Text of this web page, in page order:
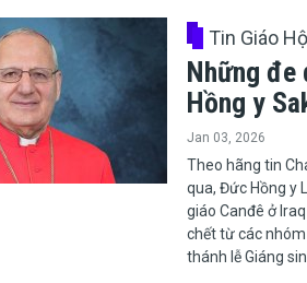
Tin Giáo
Những đe
Hồng y
Jan 03, 2026
Theo hãng tin
qua, Đức Hồng y
giáo Canđê ở
chết từ các
thánh lễ Giáng